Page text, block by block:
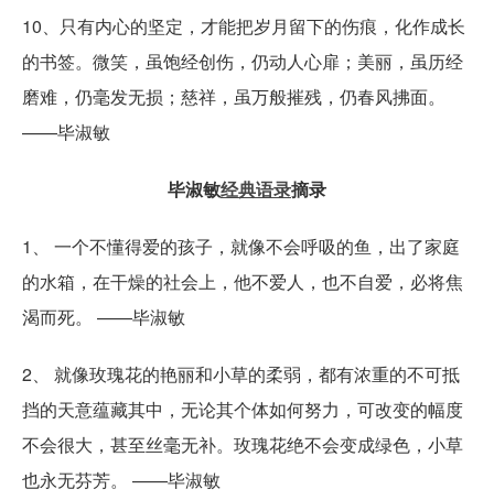
10、只有内心的坚定，才能把岁月留下的伤痕，化作成长
的书签。微笑，虽饱经创伤，仍动人心扉；美丽，虽历经
磨难，仍毫发无损；慈祥，虽万般摧残，仍春风拂面。
——毕淑敏
毕淑敏经典语录摘录
1、 一个不懂得爱的孩子，就像不会呼吸的鱼，出了家庭
的水箱，在干燥的社会上，他不爱人，也不自爱，必将焦
渴而死。 ——毕淑敏
2、 就像玫瑰花的艳丽和小草的柔弱，都有浓重的不可抵
挡的天意蕴藏其中，无论其个体如何努力，可改变的幅度
不会很大，甚至丝毫无补。玫瑰花绝不会变成绿色，小草
也永无芬芳。 ——毕淑敏